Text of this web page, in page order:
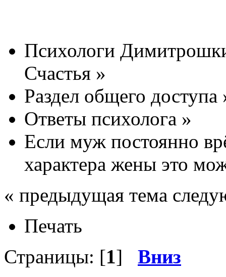
Психологи
Счастья »
Раздел общего доступа
Ответы психолога »
Если муж постоянно
характера жены это
« предыдущая тема
Печать
Страницы: [1] Вниз